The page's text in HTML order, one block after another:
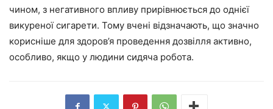
чином, з негативного впливу прирівнюється до однієї
викуреної сигарети. Тому вчені відзначають, що значно
корисніше для здоров’я проведення дозвілля активно,
особливо, якщо у людини сидяча робота.